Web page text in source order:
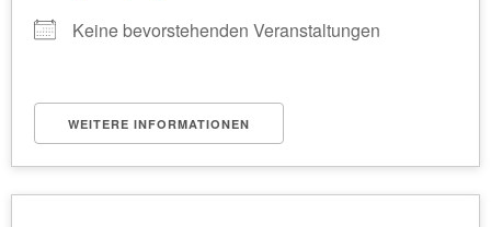
Keine bevorstehenden Veranstaltungen
WEITERE INFORMATIONEN